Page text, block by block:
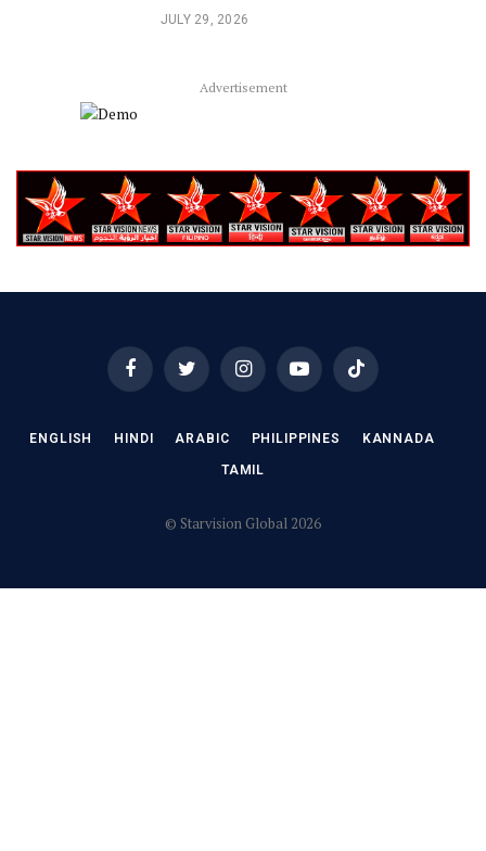
JULY 29, 2026
Advertisement
FacebookTwitter InstagramYouTubeTikTok
ENGLISH HINDI ARABIC PHILIPPINES KANNADA
TAMIL
© Starvision Global 2026